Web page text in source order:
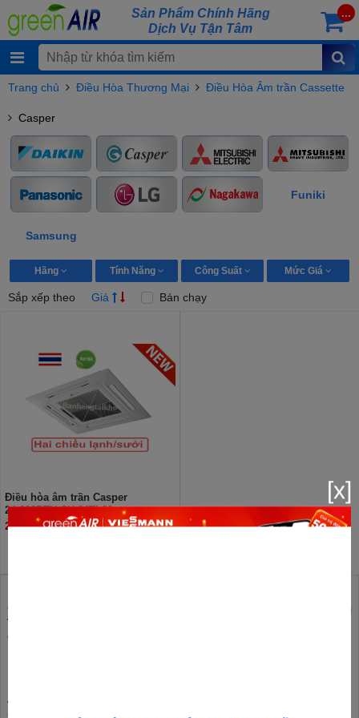
Sản Phẩm Chính Hãng
Dịch Vụ Tận Tâm
...
Trang chủ Điều Hòa Thương Mại Điều Hòa Âm trần Cassette
Casper
Funiki
Samsung
Hãng Tính Năng Công Suất Mức Giá
Sắp xếp theo Giá Bán chạy
Điều hòa âm trần Casper
24.000BTU CH-24TL22
26.500.000đ
GreenAir Việt Nam - Tổng Kho phân phối Điều Hòa Âm
Trần Cassette Casper giá đại lý rẻ nhất Hà Nội, Trung
tâm bảo hành Điều Hòa Âm Trần Cassette Casper chính
Air khách hàng sẽ nhận những sản phẩm Điều Hòa Âm Trần
Cassette Casper chính hãng mức giá rẻ nhất thị trường, chất lượng
[x]